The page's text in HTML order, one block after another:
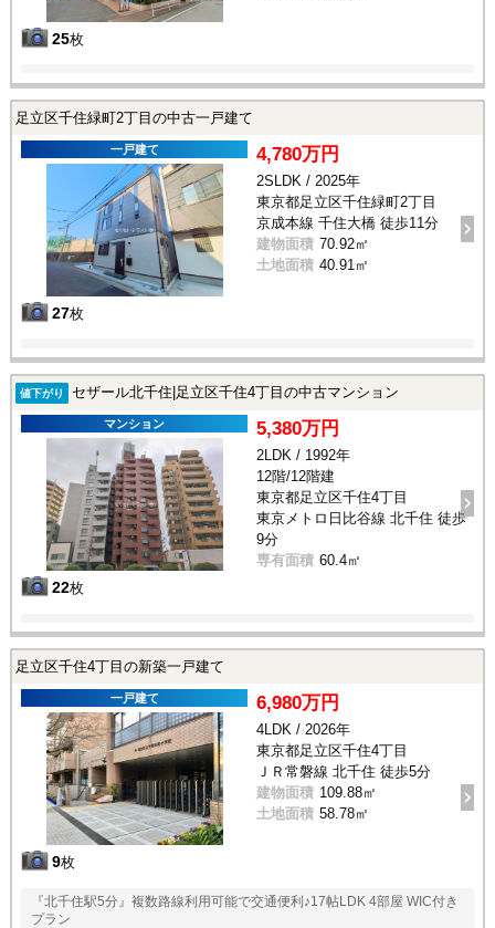
25枚
足立区千住緑町2丁目の中古一戸建て
一戸建て
27枚
4,780万円
2SLDK / 2025年
東京都足立区千住緑町2丁目
京成本線 千住大橋 徒歩11分
建物面積 70.92㎡
土地面積 40.91㎡
値下がり セザール北千住|足立区千住4丁目の中古マンション
マンション
22枚
5,380万円
2LDK / 1992年
12階/12階建
東京都足立区千住4丁目
東京メトロ日比谷線 北千住 徒歩
9分
専有面積 60.4㎡
足立区千住4丁目の新築一戸建て
一戸建て
9枚
6,980万円
4LDK / 2026年
東京都足立区千住4丁目
ＪＲ常磐線 北千住 徒歩5分
建物面積 109.88㎡
土地面積 58.78㎡
『北千住駅5分』複数路線利用可能で交通便利♪17帖LDK 4部屋 WIC付き
プラン